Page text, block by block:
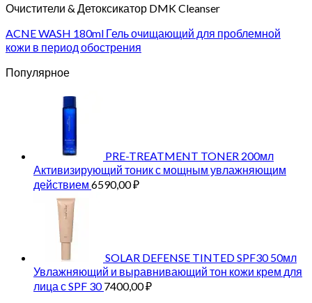
Очистители & Детоксикатор DMK Cleanser
ACNE WASH 180ml Гель очищающий для проблемной
кожи в период обострения
Популярное
PRE-TREATMENT TONER 200мл
Активизирующий тоник с мощным увлажняющим
действием 6590,00₽
SOLAR DEFENSE TINTED SPF30 50мл
Увлажняющий и выравнивающий тон кожи крем для
лица с SPF 30 7400,00₽